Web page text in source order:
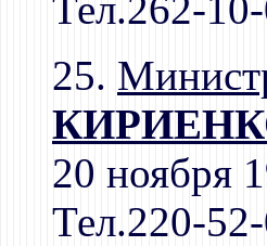
25.
КИРИЕНКО
20 ноября
Тел.220-